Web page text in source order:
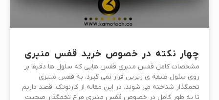
چهار نکته در خصوص خرید قفس منبری
مشخصات کامل قفس منبری قفس هایی که سلول ها دقیقا بر
روی سلول طبقه ی زیرین قرار نمی گیرد، به قفس منبری
تخمگذار شناخته می شوند. در این مقاله از کارنوتک، قصد داریم
تا به طور کامل در خصوص قفس منبری مرغ تخمگذار صحبت